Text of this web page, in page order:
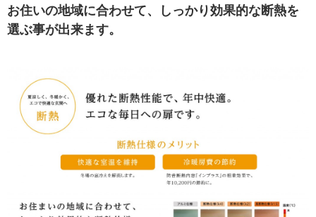
お住いの地域に合わせて、しっかり効果的な断熱を
選ぶ事が出来ます。